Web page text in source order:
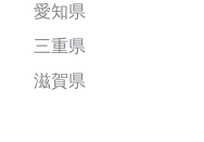
愛知県
三重県
滋賀県